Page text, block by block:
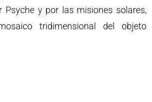
Psyche y por las misiones solares,
tridimensional del objeto